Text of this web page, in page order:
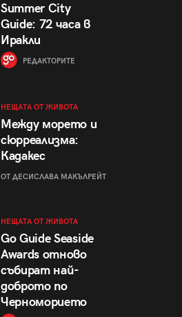
Summer City
Guide: 72 часа в
Иракли
РЕДАКТОРИТЕ
НЕЩАТА ОТ ЖИВОТА
Между морето и
сюрреализма:
Кадакес
ОТ ДЕСИСЛАВА МАКЪЛРЕЙТ
НЕЩАТА ОТ ЖИВОТА
Go Guide Seaside
Awards отново
събират най-
доброто по
Черноморието